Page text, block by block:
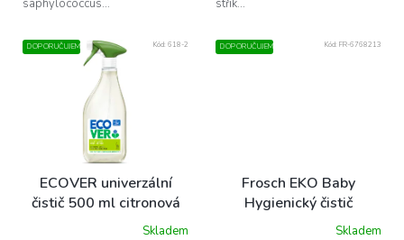
saphylococcus...
střik...
DOPORUČUJEME
ECOVER univerzální
čistič 500 ml citronová
Skladem
Kód: 618-2 DOPORUČUJEME
Frosch EKO Baby
Hygienický čistič
dětských potřeb aSkladem
Kód: FR-6768213